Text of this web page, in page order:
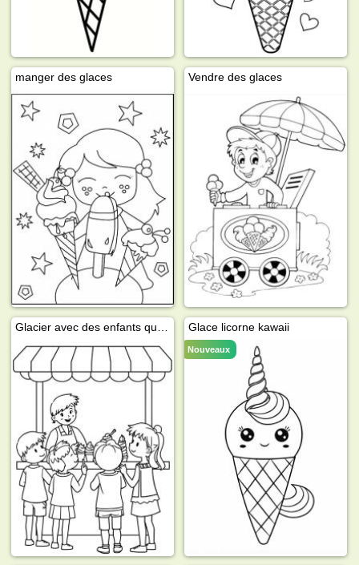
manger des glaces Vendre des glaces
Glace licorne kawaii
Nouveaux